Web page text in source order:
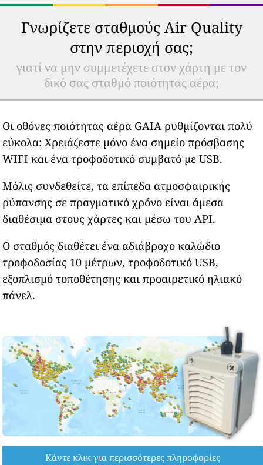
Γνωρίζετε σταθμούς Air Quality
στην περιοχή σας;
γιατί να μην συμμετέχετε στον χάρτη με τον
δικό σας σταθμό ποιότητας αέρα;
Οι οθόνες ποιότητας αέρα GAIA ρυθμίζονται πολύ
εύκολα: Χρειάζεστε μόνο ένα σημείο πρόσβασης
WIFI και ένα τροφοδοτικό συμβατό με USB.
Μόλις συνδεθείτε, τα επίπεδα ατμοσφαιρικής
ρύπανσης σε πραγματικό χρόνο είναι άμεσα
διαθέσιμα στους χάρτες και μέσω του API.
Ο σταθμός διαθέτει ένα αδιάβροχο καλώδιο
τροφοδοσίας 10 μέτρων, τροφοδοτικό USB,
εξοπλισμό τοποθέτησης και προαιρετικό ηλιακό
πάνελ.
Κάντε κλικ για περισσότερες πληροφορίες